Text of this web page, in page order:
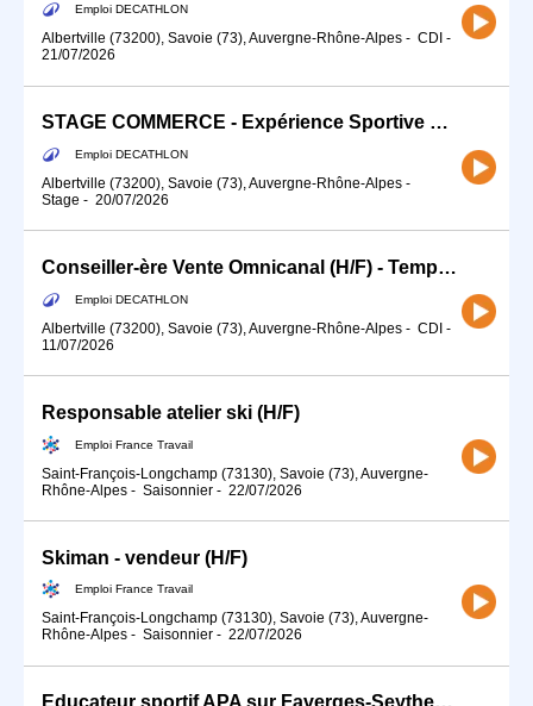
Emploi DECATHLON
Albertville (73200), Savoie (73), Auvergne-Rhône-Alpes - CDI -
21/07/2026
STAGE COMMERCE - Expérience Sportive Client (H/F)
Emploi DECATHLON
Albertville (73200), Savoie (73), Auvergne-Rhône-Alpes -
Stage - 20/07/2026
Conseiller-ère Vente Omnicanal (H/F) - Temps partiel - Passioné.e Cycle/Ski
Emploi DECATHLON
Albertville (73200), Savoie (73), Auvergne-Rhône-Alpes - CDI -
11/07/2026
Responsable atelier ski (H/F)
Emploi France Travail
Saint-François-Longchamp (73130), Savoie (73), Auvergne-
Rhône-Alpes - Saisonnier - 22/07/2026
Skiman - vendeur (H/F)
Emploi France Travail
Saint-François-Longchamp (73130), Savoie (73), Auvergne-
Rhône-Alpes - Saisonnier - 22/07/2026